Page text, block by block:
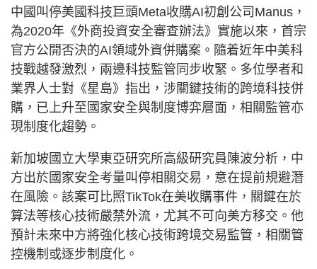
中國叫停美國科技巨頭Meta收購AI初創公司Manus，
為2020年《外商投資安全審查辦法》實施以來，首宗
官方公開否決的AI領域外資併購案。隨着近年中美科
技戰越發激烈，兩邊科技監管同步收緊。多位學者和
業界人士對《星島》指出，涉關鍵技術的跨境科技併
購，已上升至國家安全與制度博弈層面，相關監管亦
現制度化趨勢。
新加坡國立大學東亞研究所高級研究員陳波分析，中
方出於國家安全考量叫停相關交易，意在提前規避潛
在風險。該案可比照TikTok在美收購事件，關鍵在於
算法等核心技術嚴禁外流，尤其不可向美方移交。他
預計未來中方將強化核心技術跨境交易監管，相關管
控機制或逐步制度化。